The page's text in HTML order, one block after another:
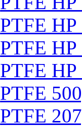
PTFE
PTFE
PTFE
PTFE
PTFE